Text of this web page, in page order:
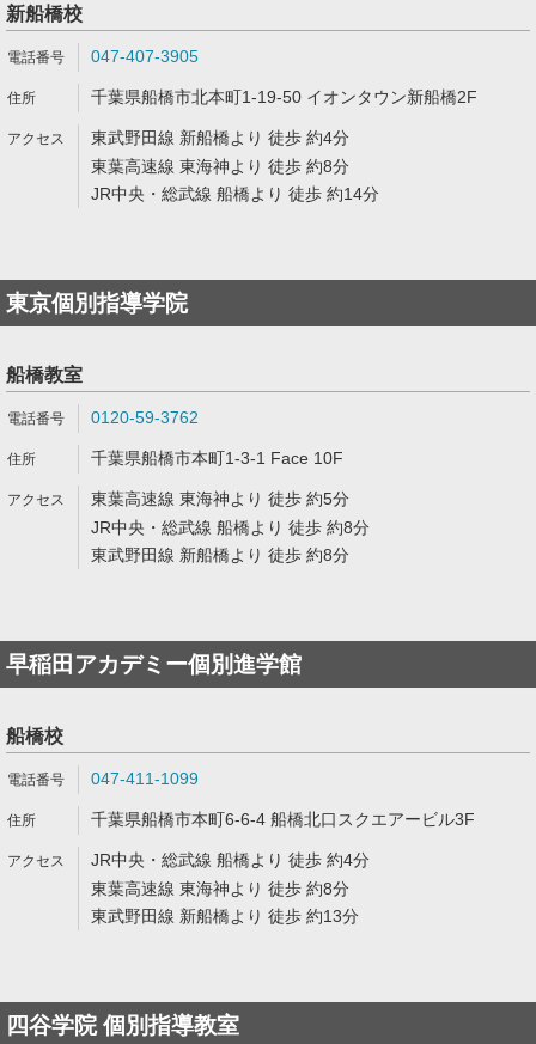
新船橋校
047-407-3905
千葉県船橋市北本町1-19-50 イオンタウン新船橋2F
東武野田線 新船橋より 徒歩 約4分
東葉高速線 東海神より 徒歩 約8分
JR中央・総武線 船橋より 徒歩 約14分
東京個別指導学院
船橋教室
0120-59-3762
千葉県船橋市本町1-3-1 Face 10F
東葉高速線 東海神より 徒歩 約5分
JR中央・総武線 船橋より 徒歩 約8分
東武野田線 新船橋より 徒歩 約8分
早稲田アカデミー個別進学館
船橋校
047-411-1099
千葉県船橋市本町6-6-4 船橋北口スクエアービル3F
JR中央・総武線 船橋より 徒歩 約4分
東葉高速線 東海神より 徒歩 約8分
東武野田線 新船橋より 徒歩 約13分
四谷学院 個別指導教室